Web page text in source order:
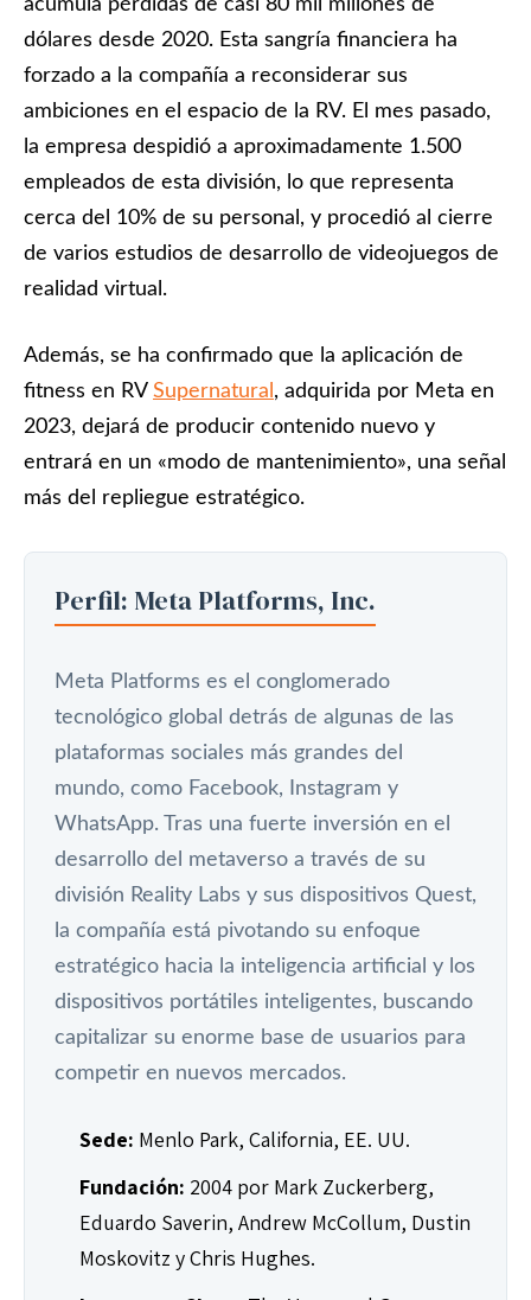
acumula pérdidas de casi 80 mil millones de
dólares desde 2020. Esta sangría financiera ha
forzado a la compañía a reconsiderar sus
ambiciones en el espacio de la RV. El mes pasado,
la empresa despidió a aproximadamente 1.500
empleados de esta división, lo que representa
cerca del 10% de su personal, y procedió al cierre
de varios estudios de desarrollo de videojuegos de
realidad virtual.
Además, se ha confirmado que la aplicación de
fitness en RV Supernatural , adquirida por Meta en
2023, dejará de producir contenido nuevo y
entrará en un «modo de mantenimiento», una señal
más del repliegue estratégico.
Perfil: Meta Platforms, Inc.
Meta Platforms es el conglomerado
tecnológico global detrás de algunas de las
plataformas sociales más grandes del
mundo, como Facebook, Instagram y
WhatsApp. Tras una fuerte inversión en el
desarrollo del metaverso a través de su
división Reality Labs y sus dispositivos Quest,
la compañía está pivotando su enfoque
estratégico hacia la inteligencia artificial y los
dispositivos portátiles inteligentes, buscando
capitalizar su enorme base de usuarios para
competir en nuevos mercados.
Sede: Menlo Park, California, EE. UU.
Fundación: 2004 por Mark Zuckerberg,
Eduardo Saverin, Andrew McCollum, Dustin
Moskovitz y Chris Hughes.